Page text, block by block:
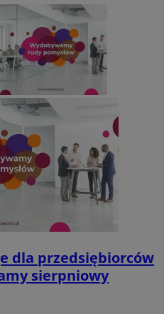
dla przedsiębiorców
sierpniowy